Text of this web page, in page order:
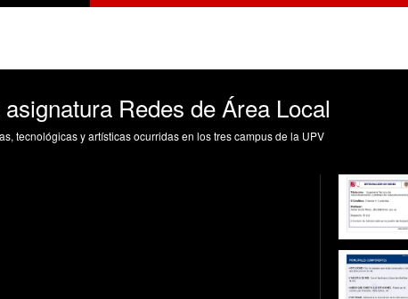
Redes de Área Local
tecnológicas y artísticas ocurridas en los tres campus de la UPV